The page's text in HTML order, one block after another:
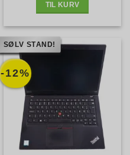
TIL KURV
-12%
SØLV STAND!